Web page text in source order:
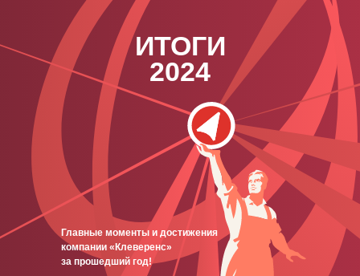
ИТОГИ
2024
Главные моменты и достижения
компании «Клеверенс»
за прошедший год!